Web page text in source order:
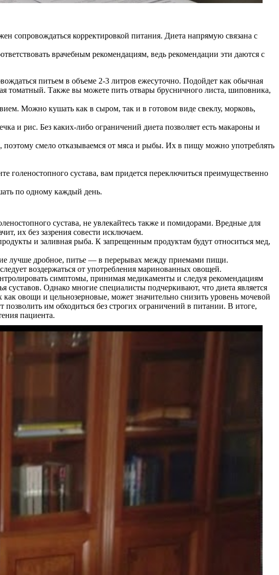
сопровождаться корректировкой питания. Диета напрямую связана с
врачебным рекомендациям, ведь рекомендации эти даются с
питьем в объеме 2-3 литров ежесуточно. Подойдет как обычная
томатный. Также вы можете пить отвары брусничного листа, шиповника,
Можно кушать как в сыром, так и в готовом виде свеклу, морковь,
и рис. Без каких-либо ограничений диета позволяет есть макароны и
смело отказываемся от мяса и рыбы. Их в пищу можно употреблять
голеностопного сустава, вам придется переключиться преимущественно
по одному каждый день.
сустава, не увлекайтесь также и помидорами. Вредные для
их без зазрения совести исключаем.
и заливная рыба. К запрещенным продуктам будут относиться мед,
лучше дробное, питье — в перерывах между приемами пищи.
воздержаться от употребления маринованных овощей.
симптомы, принимая медикаменты и следуя рекомендациям
Однако многие специалисты подчеркивают, что диета является
овощи и цельнозерновые, может значительно снизить уровень мочевой
им обходиться без строгих ограничений в питании. В итоге,
пациента.